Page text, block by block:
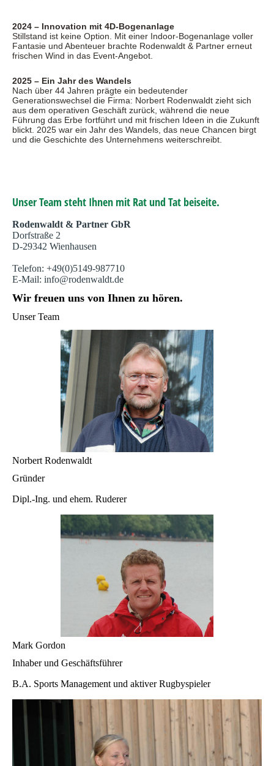
2024 – Innovation mit 4D-Bogenanlage
Stillstand ist keine Option. Mit einer Indoor-Bogenanlage voller
Fantasie und Abenteuer brachte Rodenwaldt & Partner erneut
frischen Wind in das Event-Angebot.
2025 – Ein Jahr des Wandels
Nach über 44 Jahren prägte ein bedeutender
Generationswechsel die Firma: Norbert Rodenwaldt zieht sich
aus dem operativen Geschäft zurück, während die neue
Führung das Erbe fortführt und mit frischen Ideen in die Zukunft
blickt. 2025 war ein Jahr des Wandels, das neue Chancen birgt
und die Geschichte des Unternehmens weiterschreibt.
Unser Team steht Ihnen mit Rat und Tat beiseite.
Rodenwaldt & Partner GbR
Dorfstraße 2
D-29342 Wienhausen
Telefon: +49(0)5149-987710
E-Mail: info@rodenwaldt.de
Wir freuen uns von Ihnen zu hören.
Unser Team
Norbert Rodenwaldt
Gründer
Dipl.-Ing. und ehem. Ruderer
Mark Gordon
Inhaber und Geschäftsführer
B.A. Sports Management und aktiver Rugbyspieler